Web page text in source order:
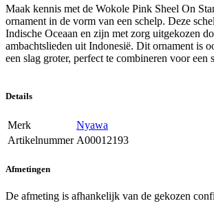
Maak kennis met de Wokole Pink Sheel On
ornament in de vorm van een schelp. Deze
Indische Oceaan en zijn met zorg uitgekozen
ambachtslieden uit Indonesië. Dit ornament is
een slag groter, perfect te combineren voor een
Details
Merk
Nyawa
Artikelnummer A00012193
Afmetingen
De afmeting is afhankelijk van de gekozen